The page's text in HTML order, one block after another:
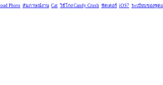
Photo สัมภาษณ์งาน Cat วิธีโกง Candy Crush ชัตเตอร์ iOS7 ระเบียบของชุด